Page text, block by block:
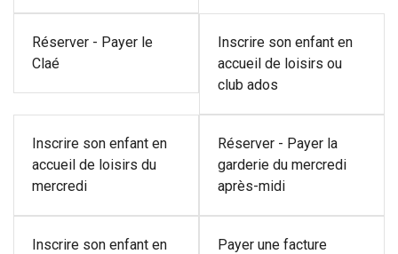
Réserver - Payer le
Claé
Inscrire son enfant en
accueil de loisirs ou
club ados
Inscrire son enfant en
accueil de loisirs du
mercredi
Réserver - Payer la
garderie du mercredi
après-midi
Inscrire son enfant en
Payer une facture